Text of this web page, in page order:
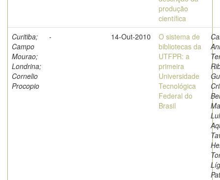
produção
científica
Curitiba;
Campo
Mourao;
Londrina;
Cornelio
Procopio
- 14-Out-2010
O sistema de
bibliotecas da
UTFPR: a
primeira
Universidade
Tecnológica
Federal do
Brasil